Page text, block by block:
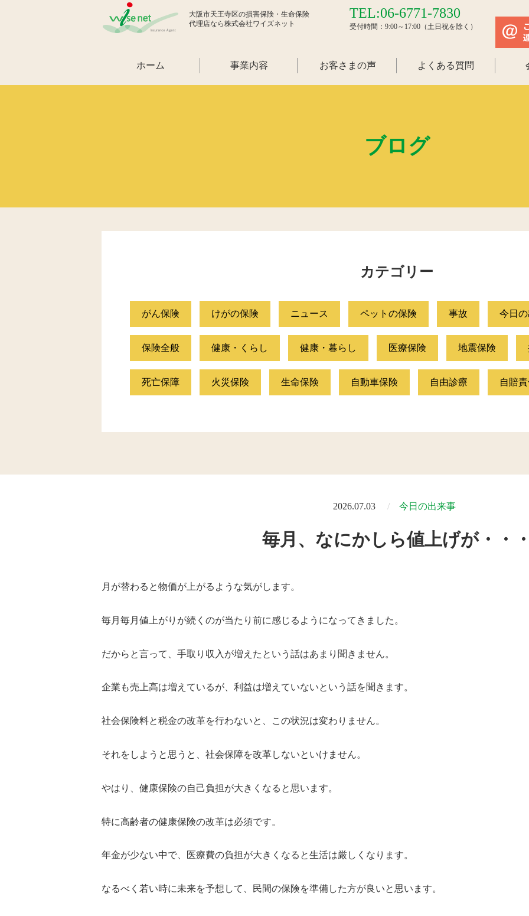
大阪市天王寺区の損害保険・生命保険
代理店なら株式会社ワイズネット
TEL:06-6771-7830
受付時間：9:00～17:00（土日祝を除く）
ホーム 事業内容 お客さまの声 よくある質問
ブログ
カテゴリー
がん保険 けがの保険 ニュース ペットの保険 事故 今日
保険全般 健康・くらし 健康・暮らし 医療保険 地震保険
死亡保障 火災保険 生命保険 自動車保険 自由診療 自賠
2026.07.03 今日の出来事
毎月、なにかしら値上げが・・
月が替わると物価が上がるような気がします。
毎月毎月値上がりが続くのが当たり前に感じるようになってきました。
だからと言って、手取り収入が増えたという話はあまり聞きません。
企業も売上高は増えているが、利益は増えていないという話を聞きます。
社会保険料と税金の改革を行わないと、この状況は変わりません。
それをしようと思うと、社会保障を改革しないといけません。
やはり、健康保険の自己負担が大きくなると思います。
特に高齢者の健康保険の改革は必須です。
年金が少ない中で、医療費の負担が大きくなると生活は厳しくなります。
なるべく若い時に未来を予想して、民間の保険を準備した方が良いと思います。